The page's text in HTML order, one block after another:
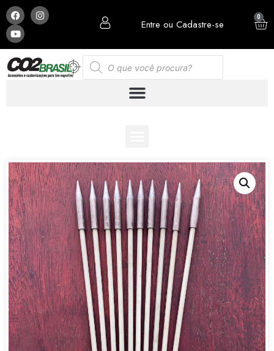
Entre ou Cadastre-se
0